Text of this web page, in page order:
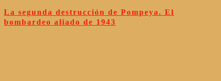
La segunda destrucción de Pompeya. El
bombardeo aliado de 1943